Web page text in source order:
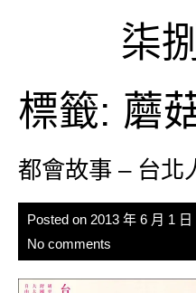
柒
標籤: 蘑
都會故事 – 台北
Posted on 2013 年 6 月 1 日
No comments